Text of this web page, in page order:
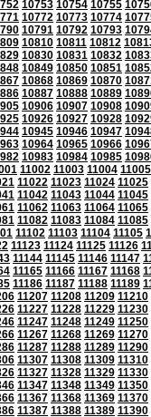
10753 10754 10755
10772 10773 10774
10791 10792 10793
10810 10811 10812
10830 10831 10832
10849 10850 10851
10868 10869 10870
10887 10888 10889
10906 10907 10908
10926 10927 10928
10945 10946 10947
10964 10965 10966
10983 10984 10985
11002 11003 11004 11005
11022 11023 11024 11025
11042 11043 11044 11045
11062 11063 11064 11065
11082 11083 11084 11085
11102 11103 11104 11105
11123 11124 11125 11126
11144 11145 11146 11147
11165 11166 11167 11168
11186 11187 11188 11189
11207 11208 11209 11210
11227 11228 11229 11230
11247 11248 11249 11250
11267 11268 11269 11270
11287 11288 11289 11290
11307 11308 11309 11310
11327 11328 11329 11330
11347 11348 11349 11350
11367 11368 11369 11370
11387 11388 11389 11390